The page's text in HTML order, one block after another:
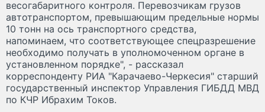
весогабаритного контроля. Перевозчикам грузов
автотранспортом, превышающим предельные нормы
10 тонн на ось транспортного средства,
напоминаем, что соответствующее спецразрешение
необходимо получать в уполномоченном органе в
установленном порядке", - рассказал
корреспонденту РИА "Карачаево-Черкесия" старший
государственный инспектор Управления ГИБДД МВД
по КЧР Ибрахим Токов.